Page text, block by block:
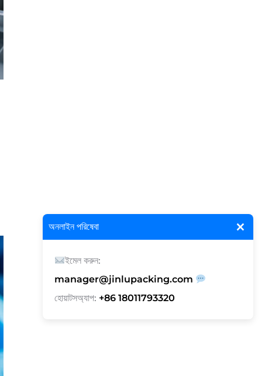
×
অনলাইন পরিষেবা
ইমেল করুন:
manager@jinlupacking.com
হোয়াটসঅ্যাপ: +86 18011793320